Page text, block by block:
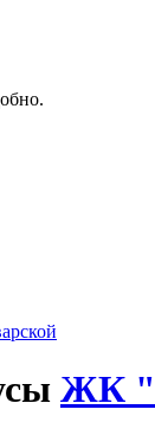
ЖК